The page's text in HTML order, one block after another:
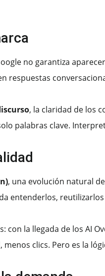
no garantiza
respuestas
, la claridad de los
palabras clave.
, una evolución natural
entenderlos, reutilizarlos
con la llegada de los AI
clics. Pero es la